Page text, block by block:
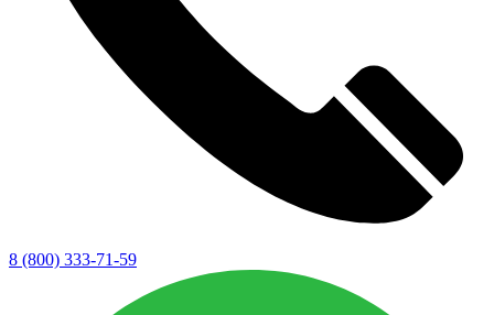
8 (800) 333-71-59